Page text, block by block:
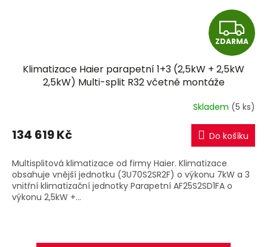
Z
D
R
M
A
ZDARMA
Klimatizace Haier parapetní 1+3 (2,5kW + 2,5kW
2,5kW) Multi-split R32 včetně montáže
Skladem (5 ks)
134 619 Kč Do košíku
Multisplitová klimatizace od firmy Haier. Klimatizace
obsahuje vnější jednotku (3U70S2SR2F) o výkonu 7kW a 3
vnitřní klimatizační jednotky Parapetní AF25S2SD1FA o
výkonu 2,5kW +...